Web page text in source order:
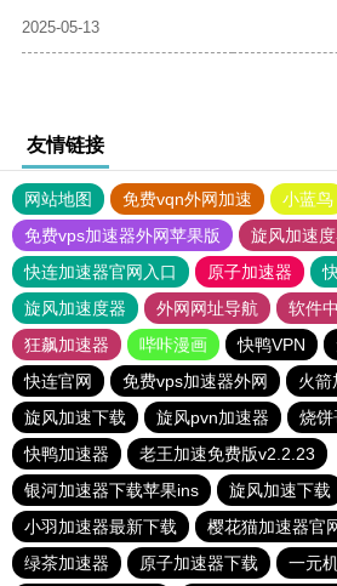
2025-05-13
友情链接
网站地图 免费vqn外网加速
小蓝鸟
免费vps加速器外网苹果版
旋风加速
快连加速器官网入口
原子加速器
旋风加速度器
外网网址导航 软件
狂飙加速器
哔咔漫画 快鸭VPN
快连官网
免费vps加速器外网
火箭
旋风加速下载
旋风pvn加速器
烧饼
快鸭加速器
老王加速免费版v2.2.23
银河加速器下载苹果ins
旋风加速下载
小羽加速器最新下载
樱花猫加速器官
绿茶加速器
原子加速器下载 一元